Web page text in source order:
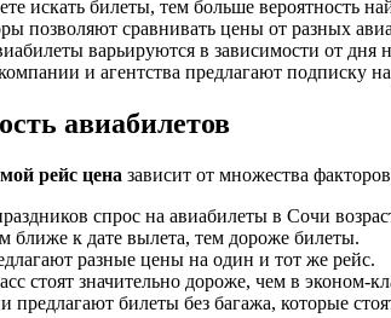
искать билеты, тем больше вероятность
позволяют сравнивать цены от разных
варьируются в зависимости от
и агентства предлагают подписку
авиабилетов
рейс цена зависит от множества
спрос на авиабилеты в Сочи
ближе к дате вылета, тем дороже билеты.
разные цены на один и тот же рейс.
стоят значительно дороже, чем в эконом-
предлагают билеты без багажа, которые